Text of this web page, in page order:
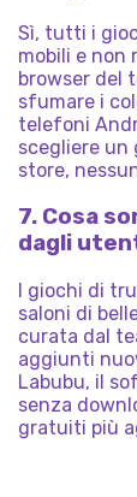
Sì, tutti i
mobili e non
browser del
sfumare i
telefoni
scegliere un
store,
7. Cosa
dagli
I giochi di
saloni di
curata dal
aggiunti
Labubu, il
senza
gratuiti più